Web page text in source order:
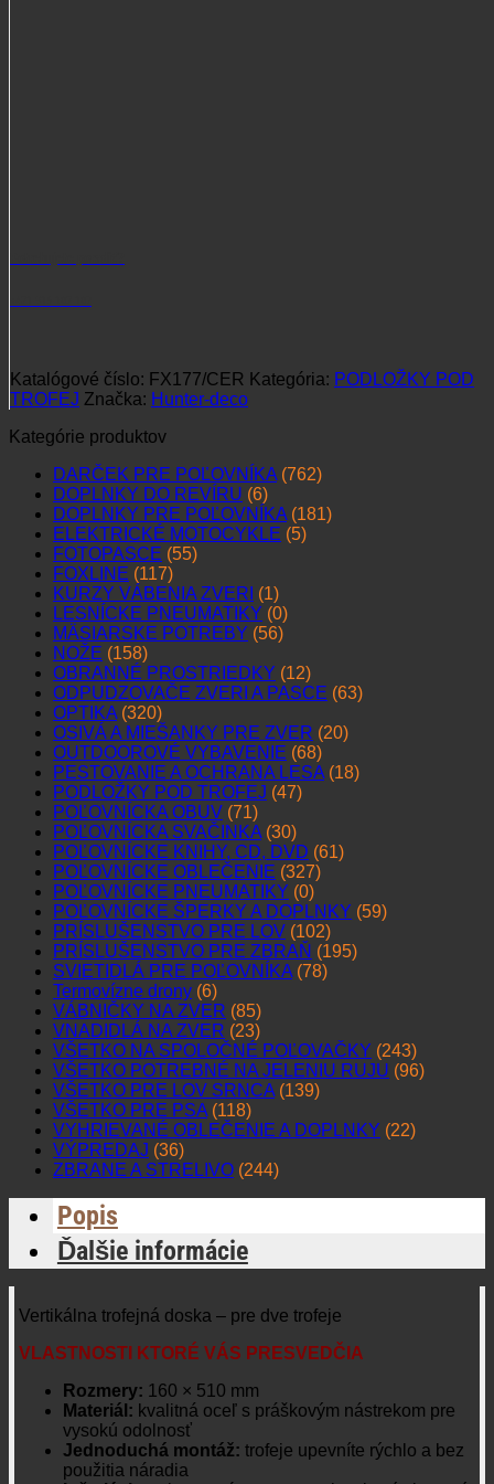
Katalógové číslo: FX177/CER Kategória: PODLOŽKY POD
TROFEJ Značka: Hunter-deco
Kategórie produktov
DARČEK PRE POĽOVNÍKA (762)
DOPLNKY DO REVÍRU (6)
DOPLNKY PRE POĽOVNÍKA (181)
ELEKTRICKÉ MOTOCYKLE (5)
FOTOPASCE (55)
FOXLINE (117)
KURZY VÁBENIA ZVERI (1)
LESNÍCKE PNEUMATIKY (0)
MÄSIARSKE POTREBY (56)
NOŽE (158)
OBRANNÉ PROSTRIEDKY (12)
ODPUDZOVAČE ZVERI A PASCE (63)
OPTIKA (320)
OSIVÁ A MIEŠANKY PRE ZVER (20)
OUTDOOROVÉ VYBAVENIE (68)
PESTOVANIE A OCHRANA LESA (18)
PODLOŽKY POD TROFEJ (47)
POĽOVNÍCKA OBUV (71)
POĽOVNÍCKA SVAČINKA (30)
POĽOVNÍCKE KNIHY, CD, DVD (61)
POĽOVNÍCKE OBLEČENIE (327)
POĽOVNÍCKE PNEUMATIKY (0)
POĽOVNÍCKE ŠPERKY A DOPLNKY (59)
PRÍSLUŠENSTVO PRE LOV (102)
PRÍSLUŠENSTVO PRE ZBRAŇ (195)
SVIETIDLÁ PRE POĽOVNÍKA (78)
Termovízne drony (6)
VÁBNIČKY NA ZVER (85)
VNADIDLÁ NA ZVER (23)
VŠETKO NA SPOLOČNÉ POĽOVAČKY (243)
VŠETKO POTREBNÉ NA JELENIU RUJU (96)
VŠETKO PRE LOV SRNCA (139)
VŠETKO PRE PSA (118)
VYHRIEVANÉ OBLEČENIE A DOPLNKY (22)
VÝPREDAJ (36)
ZBRANE A STRELIVO (244)
Popis
Ďalšie informácie
Vertikálna trofejná doska – pre dve trofeje
VLASTNOSTI KTORÉ VÁS PRESVEDČIA
Rozmery: 160 × 510 mm
Materiál: kvalitná oceľ s práškovým nástrekom pre
vysokú odolnosť
Jednoduchá montáž: trofeje upevníte rýchlo a bez
použitia náradia